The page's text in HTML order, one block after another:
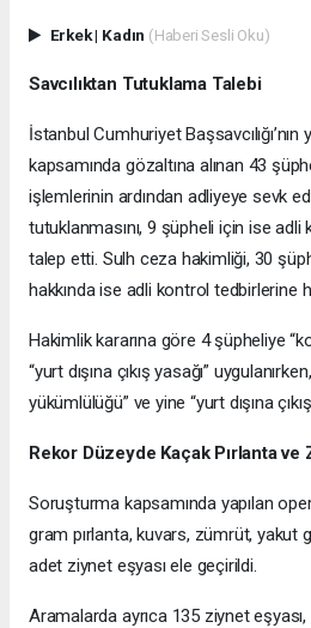
Erkek| Kadın (Haberi Sesli Oku)
Savcılıktan Tutuklama Talebi
İstanbul Cumhuriyet
kapsamında gözaltına alınan 43
işlemlerinin ardından adliyeye sevk
tutuklanmasını, 9 şüpheli için ise adli
talep etti. Sulh ceza hakimliği, 30
hakkında ise adli kontrol tedbirlerine
Hakimlik kararına göre 4 şüpheliye
“yurt dışına çıkış yasağı”
yükümlülüğü” ve yine “yurt dışına
Rekor Düzeyde Kaçak Pırlanta ve
Soruşturma kapsamında yapılan
gram pırlanta, kuvars, zümrüt, yakut
adet ziynet eşyası ele geçirildi.
Aramalarda ayrıca 135 ziynet